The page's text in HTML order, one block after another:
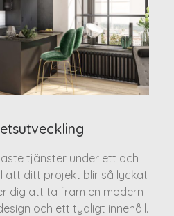
tjänster under ett och
att ditt projekt blir så lyckat
dig att ta fram en modern
och ett tydligt innehåll.